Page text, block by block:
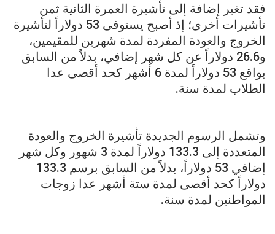
فقد تغير إضافة إلى تأشيرة العمرة الثانية ثمن
تأشيرات أخرى؛ إذ أصبح يستوفى 53 دولاراً لتأشيرة
الخروج والعودة المفردة لمدة شهرين للمقيمين،
و26.6 دولاراً عن كل شهر إضافي، بدلاً من السابق
بواقع 53 دولاراً لمدة 6 أشهر كحد أقصى عدا
الطلاب لمدة سنة.
وتشمل الرسوم الجديدة تأشيرة الخروج والعودة
المتعددة إلى 133.3 دولاراً لمدة 3 شهور وكل شهر
إضافي 53 دولاراً، بدلاً من السابق برسم 133.3
دولاراً كحد أقصى لمدة ستة أشهر عدا زوجات
المواطنين لمدة سنة.